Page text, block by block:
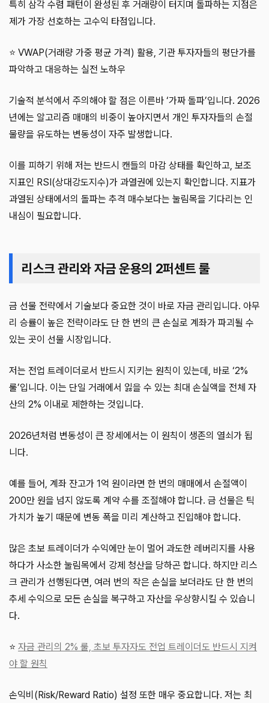
특히 삼각 수렴 패턴이 완성된 후 거래량이 터지며 돌파하는 지점은
제가 가장 선호하는 고수익 타점입니다.
⭐ VWAP(거래량 가중 평균 가격) 활용, 기관 투자자들의 평단가를
파악하고 대응하는 실전 노하우
기술적 분석에서 주의해야 할 점은 이른바 ‘가짜 돌파’입니다. 2026
년에는 알고리즘 매매의 비중이 높아지면서 개인 투자자들의 손절
물량을 유도하는 변동성이 자주 발생합니다.
이를 피하기 위해 저는 반드시 캔들의 마감 상태를 확인하고, 보조
지표인 RSI(상대강도지수)가 과열권에 있는지 확인합니다. 지표가
과열된 상태에서의 돌파는 추격 매수보다는 눌림목을 기다리는 인
내심이 필요합니다.
리스크 관리와 자금 운용의 2퍼센트 룰
금 선물 전략에서 기술보다 중요한 것이 바로 자금 관리입니다. 아무
리 승률이 높은 전략이라도 단 한 번의 큰 손실로 계좌가 파괴될 수
있는 곳이 선물 시장입니다.
저는 전업 트레이더로서 반드시 지키는 원칙이 있는데, 바로 ‘2%
룰’입니다. 이는 단일 거래에서 잃을 수 있는 최대 손실액을 전체 자
산의 2% 이내로 제한하는 것입니다.
2026년처럼 변동성이 큰 장세에서는 이 원칙이 생존의 열쇠가 됩
니다.
예를 들어, 계좌 잔고가 1억 원이라면 한 번의 매매에서 손절액이
200만 원을 넘지 않도록 계약 수를 조절해야 합니다. 금 선물은 틱
가치가 높기 때문에 변동 폭을 미리 계산하고 진입해야 합니다.
많은 초보 트레이더가 수익에만 눈이 멀어 과도한 레버리지를 사용
하다가 사소한 눌림목에서 강제 청산을 당하곤 합니다. 하지만 리스
크 관리가 선행된다면, 여러 번의 작은 손실을 보더라도 단 한 번의
추세 수익으로 모든 손실을 복구하고 자산을 우상향시킬 수 있습니
다.
⭐ 자금 관리의 2% 룰, 초보 투자자도 전업 트레이더도 반드시 지켜
야 할 원칙
손익비(Risk/Reward Ratio) 설정 또한 매우 중요합니다. 저는 최